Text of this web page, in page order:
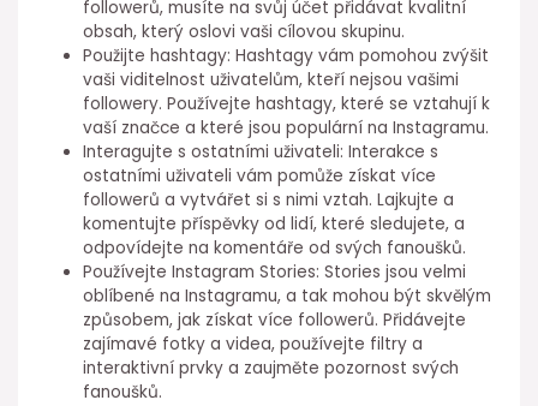
followerů, musíte na svůj účet přidávat kvalitní
obsah, který oslovi vaši cílovou skupinu.
Použijte hashtagy: Hashtagy vám pomohou zvýšit
vaši viditelnost uživatelům, kteří nejsou vašimi
followery. Používejte hashtagy, které se vztahují k
vaší značce a které jsou populární na Instagramu.
Interagujte s ostatními uživateli: Interakce s
ostatními uživateli vám pomůže získat více
followerů a vytvářet si s nimi vztah. Lajkujte a
komentujte příspěvky od lidí, které sledujete, a
odpovídejte na komentáře od svých fanoušků.
Používejte Instagram Stories: Stories jsou velmi
oblíbené na Instagramu, a tak mohou být skvělým
způsobem, jak získat více followerů. Přidávejte
zajímavé fotky a videa, používejte filtry a
interaktivní prvky a zaujměte pozornost svých
fanoušků.